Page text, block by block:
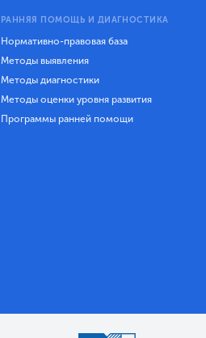
РАННЯЯ ПОМОЩЬ И ДИАГНОСТИКА
Нормативно-правовая база
Методы выявления
Методы диагностики
Методы оценки уровня развития
Программы ранней помощи